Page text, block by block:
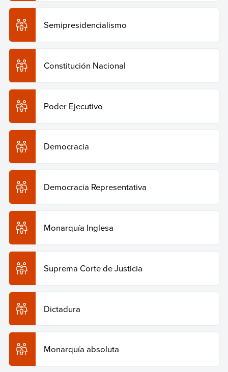
Semipresidencialismo
Constitución Nacional
Poder Ejecutivo
Democracia
Democracia Representativa
Monarquía Inglesa
Suprema Corte de Justicia
Dictadura
Monarquía absoluta